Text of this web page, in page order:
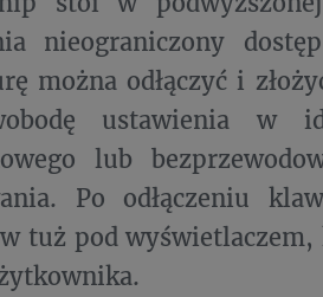
nieograniczony
można odłączyć i
ustawienia w
lub
Po odłączeniu
tuż pod